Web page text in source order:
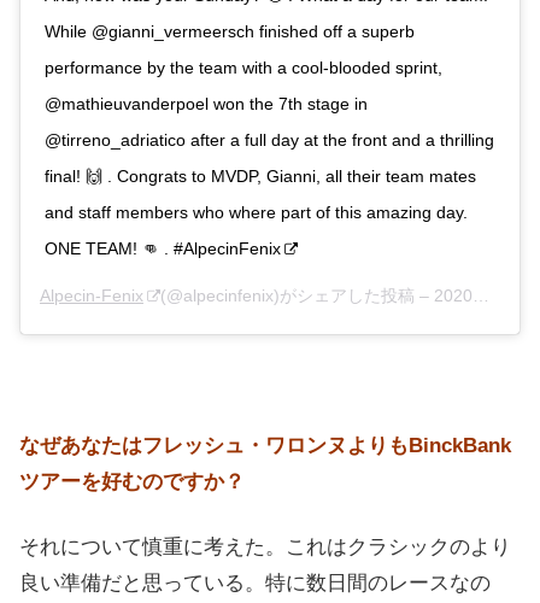
While @gianni_vermeersch finished off a superb
performance by the team with a cool-blooded sprint,
@mathieuvanderpoel won the 7th stage in
@tirreno_adriatico after a full day at the front and a thrilling
final! 🙌 . Congrats to MVDP, Gianni, all their team mates
and staff members who where part of this amazing day.
ONE TEAM! 👊 . #AlpecinFenix
Alpecin-Fenix (@alpecinfenix)がシェアした投稿 – 2020年 9月月13日午前10時33分PDT
なぜあなたはフレッシュ・ワロンヌよりもBinckBank
ツアーを好むのですか？
それについて慎重に考えた。これはクラシックのより
良い準備だと思っている。特に数日間のレースなの